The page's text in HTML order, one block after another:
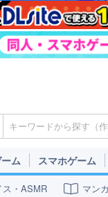
ム スマホゲーム
ス・ASMR マン